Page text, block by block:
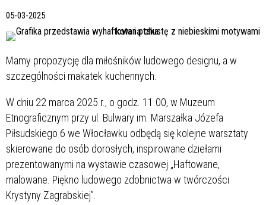
05-03-2025
Mamy propozycję dla miłośników ludowego designu, a w
szczególności makatek kuchennych.
W dniu 22 marca 2025 r., o godz. 11.00, w Muzeum
Etnograficznym przy ul. Bulwary im. Marszałka Józefa
Piłsudskiego 6 we Włocławku odbędą się kolejne warsztaty
skierowane do osób dorosłych, inspirowane dziełami
prezentowanymi na wystawie czasowej „Haftowane,
malowane. Piękno ludowego zdobnictwa w twórczości
Krystyny Zagrabskiej”.